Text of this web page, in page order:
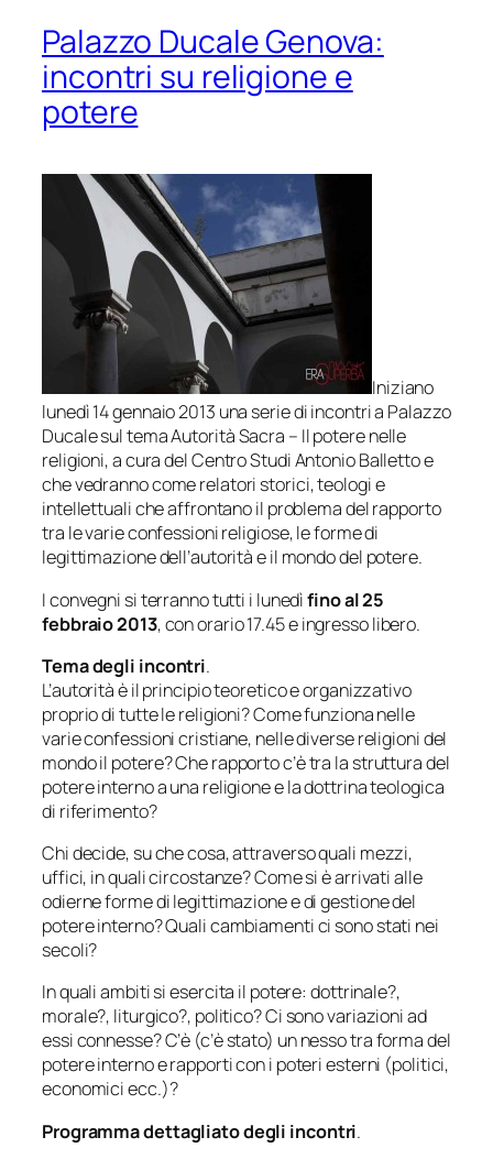
Palazzo Ducale Genova:
incontri su religione e
potere
Iniziano
lunedì 14 gennaio 2013 una serie di incontri a Palazzo
Ducale sul temaAutorità Sacra – Il potere nelle
religioni, a cura del Centro Studi Antonio Balletto e
che vedranno come relatori storici, teologi e
intellettuali che affrontano il problema del rapporto
tra le varie confessioni religiose, le forme di
legittimazione dell’autorità e il mondo del potere.
I convegni si terranno tutti i lunedìfino al 25
febbraio 2013, con orario 17.45 e ingresso libero.
Tema degli incontri.
L’autorità è il principio teoretico e organizzativo
proprio di tutte le religioni? Come funziona nelle
varie confessioni cristiane, nelle diverse religioni del
mondo il potere? Che rapporto c’è tra la struttura del
potere interno a una religione e la dottrina teologica
di riferimento?
Chi decide, su che cosa, attraverso quali mezzi,
uffici, in quali circostanze? Come si è arrivati alle
odierne forme di legittimazione e di gestione del
potere interno? Quali cambiamenti ci sono stati nei
secoli?
In quali ambiti si esercita il potere: dottrinale?,
morale?, liturgico?, politico? Ci sono variazioni ad
essi connesse? C’è (c’è stato) un nesso tra forma del
potere interno e rapporti con i poteri esterni (politici,
economici ecc.)?
Programma dettagliato degli incontri.